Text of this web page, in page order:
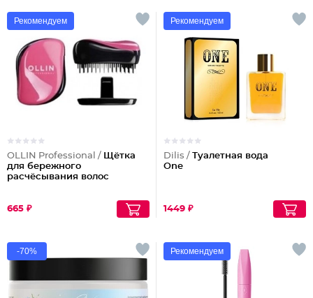
Рекомендуем
OLLIN Professional / Щётка
для бережного
расчёсывания волос
665 ₽
Рекомендуем
Dilis / Туалетная вода
One
1449 ₽
-70% Рекомендуем